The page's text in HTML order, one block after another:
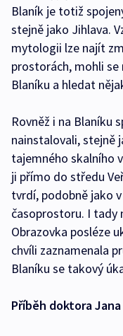
Blaník je totiž
stejně jako Jihlava.
mytologii lze najít
prostorách, mohli
Blaníku a hledat
Rovněž i na Blaníku
nainstalovali, stejně
tajemného skalního
ji přímo do středu
tvrdí, podobně jako
časoprostoru. I tady
Obrazovka posléze
chvíli zaznamenala
Blaníku se takový
Příběh doktora